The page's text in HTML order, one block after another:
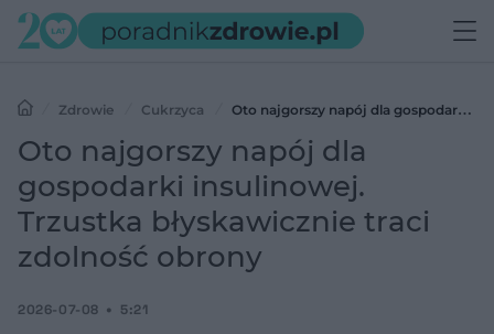
Zdrowie Cukrzyca
Oto najgorszy napój dla gospodarki
insulinowej. Trzustka błyskawicznie traci zdolność obrony
Oto najgorszy napój dla
gospodarki insulinowej.
Trzustka błyskawicznie traci
zdolność obrony
2026-07-08 5:21